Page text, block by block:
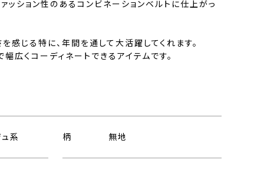
ッション性のあるコンビネーションベルトに仕上がっ
感じる特に、年間を通して大活躍してくれます。
広くコーディネートできるアイテムです。
系 柄 無地